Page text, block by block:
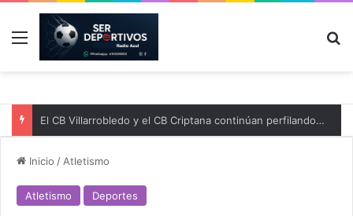
Menú
El CB Villarrobledo y el CB Criptana continúan perfilando sus plantillas
Inicio / Atletismo
Atletismo Deportes